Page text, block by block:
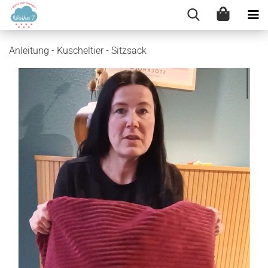
Anleitung - Kuscheltier - Sitzsack